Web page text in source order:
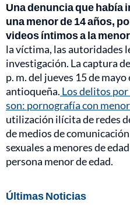
Una denuncia que había
una menor de 14 años,
videos íntimos a la menor
la víctima, las autoridades
investigación. La captura
p. m. del jueves 15 de
antioqueña. Los delitos
son: pornografía con
utilización ilícita de redes
de medios de
sexuales a menores de
persona menor de edad.
Últimas Noticias